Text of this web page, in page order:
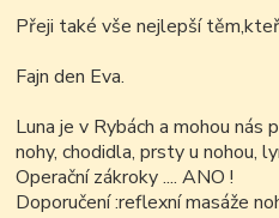
Přeji také vše nejlepší
Fajn den Eva.
Luna je v Rybách a mohou nás
nohy, chodidla, prsty u nohou,
Operační zákroky .... ANO !
Doporučení :reflexní masáže